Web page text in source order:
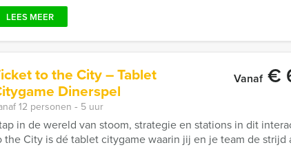
LEES MEER
to the City – Tablet
Dinerspel
Vanaf€
12 personen ‐ 5 uur
in de wereld van stoom, strategie en stations in dit
the City is dé tablet citygame waarin jij en je team de strijd